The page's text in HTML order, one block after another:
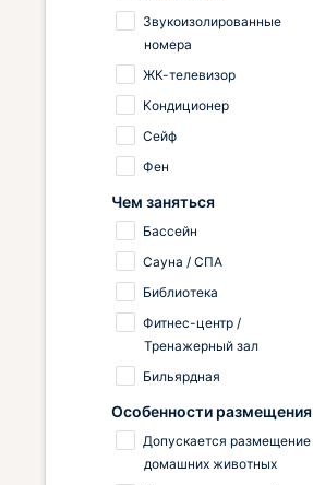
Звукоизолированные
номера
ЖК-телевизор
Кондиционер
Сейф
Фен
Чем заняться
Бассейн
Сауна / СПА
Библиотека
Фитнес-центр /
Тренажерный зал
Бильярдная
Особенности размещения
Допускается размещение
домашних животных